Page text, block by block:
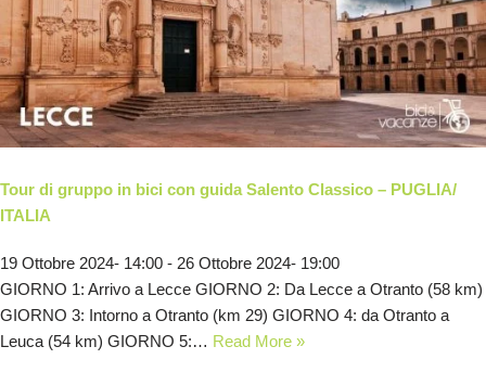
Tour di gruppo in bici con guida Salento Classico – PUGLIA/
ITALIA
19 Ottobre 2024- 14:00 - 26 Ottobre 2024- 19:00
GIORNO 1: Arrivo a Lecce GIORNO 2: Da Lecce a Otranto (58 km)
GIORNO 3: Intorno a Otranto (km 29) GIORNO 4: da Otranto a
Leuca (54 km) GIORNO 5:… Read More »